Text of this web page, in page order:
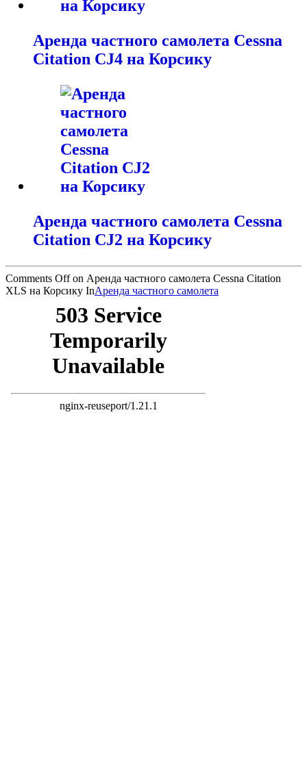
Аренда частного самолета Cessna
Citation CJ4 на Корсику
Аренда частного самолета Cessna
Citation CJ2 на Корсику
Comments Offon Аренда частного самолета Cessna Citation
XLS на Корсику InАренда частного самолета